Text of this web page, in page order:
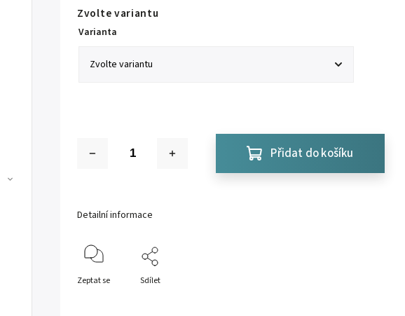
Zvolte variantu
Varianta
Přidat do košíku
Detailní informace
Zeptat se Sdílet